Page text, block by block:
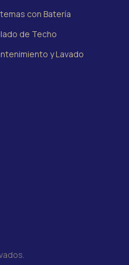
con Batería
de Techo
y Lavado